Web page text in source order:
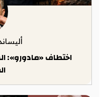
اختطاف «مادورو»: